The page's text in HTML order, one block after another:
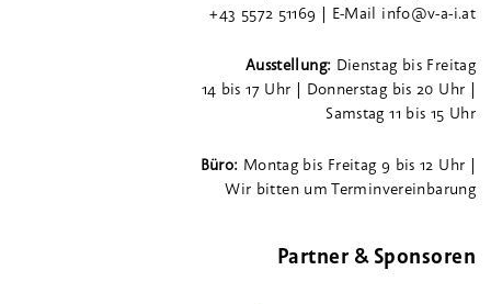
+43 5572 51169 | E-Mail info@v-a-i.at
Ausstellung: Dienstag bis Freitag
14 bis 17 Uhr | Donnerstag bis 20 Uhr |
Samstag 11 bis 15 Uhr
Büro: Montag bis Freitag 9 bis 12 Uhr |
Wir bitten um Terminvereinbarung
Partner & Sponsoren